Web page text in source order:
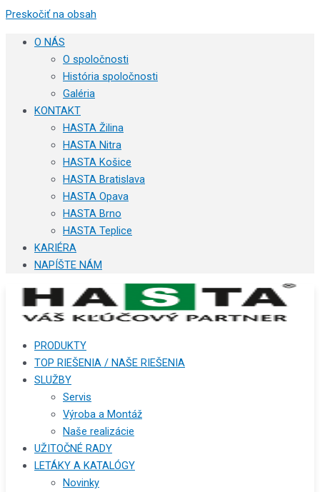
Preskočiť na obsah
O NÁS
O spoločnosti
História spoločnosti
Galéria
KONTAKT
HASTA Žilina
HASTA Nitra
HASTA Košice
HASTA Bratislava
HASTA Opava
HASTA Brno
HASTA Teplice
KARIÉRA
NAPÍŠTE NÁM
PRODUKTY
TOP RIEŠENIA / NAŠE RIEŠENIA
SLUŽBY
Servis
Výroba a Montáž
Naše realizácie
UŽITOČNÉ RADY
LETÁKY A KATALÓGY
Novinky